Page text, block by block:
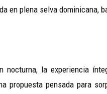
en plena selva dominicana,
nocturna, la experiencia
propuesta pensada para